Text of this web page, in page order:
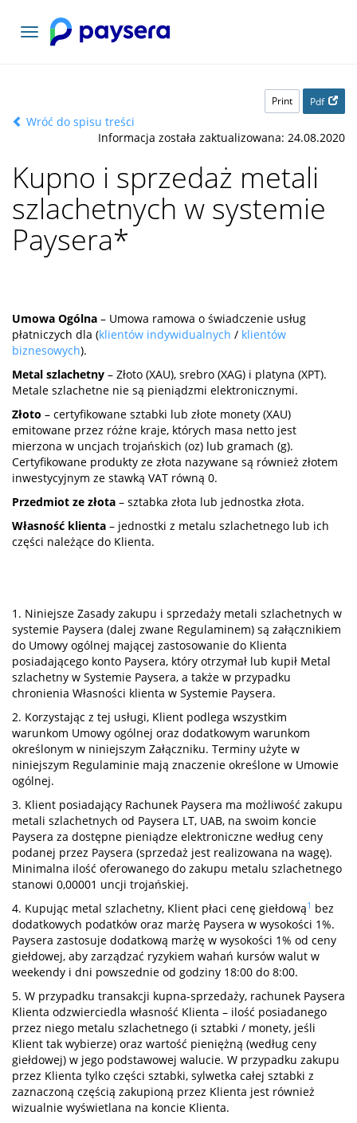
Toggle
navigation
Print Pdf
Wróć do spisu treści
Informacja została zaktualizowana: 24.08.2020
Kupno i sprzedaż metali
szlachetnych w systemie
Paysera*
Umowa Ogólna – Umowa ramowa o świadczenie usług
płatniczych dla (klientów indywidualnych / klientów
biznesowych).
Metal szlachetny – Złoto (XAU), srebro (XAG) i platyna (XPT).
Metale szlachetne nie są pieniądzmi elektronicznymi.
Złoto – certyfikowane sztabki lub złote monety (XAU)
emitowane przez różne kraje, których masa netto jest
mierzona w uncjach trojańskich (oz) lub gramach (g).
Certyfikowane produkty ze złota nazywane są również złotem
inwestycyjnym ze stawką VAT równą 0.
Przedmiot ze złota – sztabka złota lub jednostka złota.
Własność klienta – jednostki z metalu szlachetnego lub ich
części należące do Klienta.
1. Niniejsze Zasady zakupu i sprzedaży metali szlachetnych w
systemie Paysera (dalej zwane Regulaminem) są załącznikiem
do Umowy ogólnej mającej zastosowanie do Klienta
posiadającego konto Paysera, który otrzymał lub kupił Metal
szlachetny w Systemie Paysera, a także w przypadku
chronienia Własności klienta w Systemie Paysera.
2. Korzystając z tej usługi, Klient podlega wszystkim
warunkom Umowy ogólnej oraz dodatkowym warunkom
określonym w niniejszym Załączniku. Terminy użyte w
niniejszym Regulaminie mają znaczenie określone w Umowie
ogólnej.
3. Klient posiadający Rachunek Paysera ma możliwość zakupu
metali szlachetnych od Paysera LT, UAB, na swoim koncie
Paysera za dostępne pieniądze elektroniczne według ceny
podanej przez Paysera (sprzedaż jest realizowana na wagę).
Minimalna ilość oferowanego do zakupu metalu szlachetnego
stanowi 0,00001 uncji trojańskiej.
4. Kupując metal szlachetny, Klient płaci cenę giełdową1 bez
dodatkowych podatków oraz marżę Paysera w wysokości 1%.
Paysera zastosuje dodatkową marżę w wysokości 1% od ceny
giełdowej, aby zarządzać ryzykiem wahań kursów walut w
weekendy i dni powszednie od godziny 18:00 do 8:00.
5. W przypadku transakcji kupna-sprzedaży, rachunek Paysera
Klienta odzwierciedla własność Klienta – ilość posiadanego
przez niego metalu szlachetnego (i sztabki / monety, jeśli
Klient tak wybierze) oraz wartość pieniężną (według ceny
giełdowej) w jego podstawowej walucie. W przypadku zakupu
przez Klienta tylko części sztabki, sylwetka całej sztabki z
zaznaczoną częścią zakupioną przez Klienta jest również
wizualnie wyświetlana na koncie Klienta.